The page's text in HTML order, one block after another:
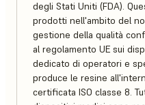
degli Stati Uniti (FDA).
prodotti nell'ambito del
gestione della qualità
al regolamento UE sui
dedicato di operatori e
produce le resine
certificata ISO classe 8.